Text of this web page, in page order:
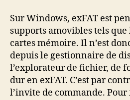
Sur Windows, exFAT est
supports amovibles tels que
cartes mémoire. Il n’est
depuis le gestionnaire de
l’explorateur de fichier, de
dur en exFAT. C’est par
l’invite de commande.